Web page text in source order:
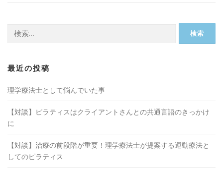
検索:
最近の投稿
理学療法士として悩んでいた事
【対談】ピラティスはクライアントさんとの共通言語のきっかけ
に
【対談】治療の前段階が重要！理学療法士が提案する運動療法と
してのピラティス